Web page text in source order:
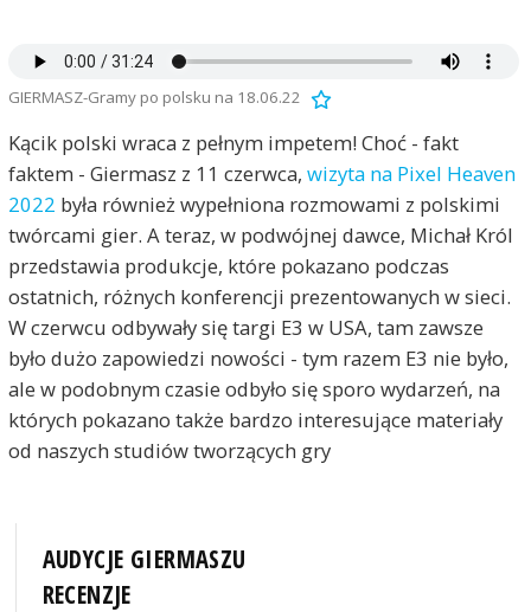
GIERMASZ-Gramy po polsku na 18.06.22
Kącik polski wraca z pełnym impetem! Choć - fakt
faktem - Giermasz z 11 czerwca, wizyta na Pixel Heaven
2022 była również wypełniona rozmowami z polskimi
twórcami gier. A teraz, w podwójnej dawce, Michał Król
przedstawia produkcje, które pokazano podczas
ostatnich, różnych konferencji prezentowanych w sieci.
W czerwcu odbywały się targi E3 w USA, tam zawsze
było dużo zapowiedzi nowości - tym razem E3 nie było,
ale w podobnym czasie odbyło się sporo wydarzeń, na
których pokazano także bardzo interesujące materiały
od naszych studiów tworzących gry
AUDYCJE GIERMASZU
RECENZJE